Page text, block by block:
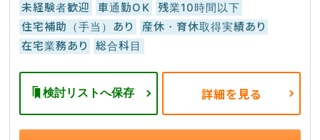
未経験者歓迎 車通勤OK
残業10時間以下
住宅補助（手当）あり
産休・育休取得実績あり
在宅業務あり
総合科目
検討リストへ保存 詳細を見る